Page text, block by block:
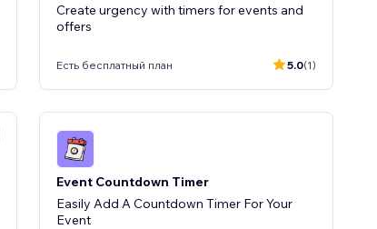
Create urgency with timers for events and
offers
Есть бесплатный план 5.0(1)
Event Countdown Timer
Easily Add A Countdown Timer For Your
Event